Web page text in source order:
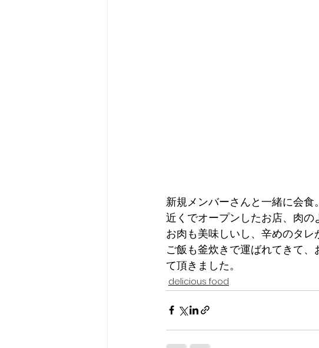
新規メンバーさんと一緒に会食。
近くでオープンしたお店、肉の
お肉も美味しいし、辛めのタレ
ご飯も釜炊きで運ばれてきて
て頂きました。
delicious food